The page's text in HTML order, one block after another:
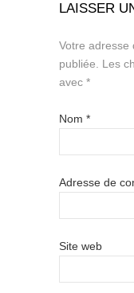
LAISSER
Votre adresse
publiée. Les
avec *
Nom *
Adresse de
Site web